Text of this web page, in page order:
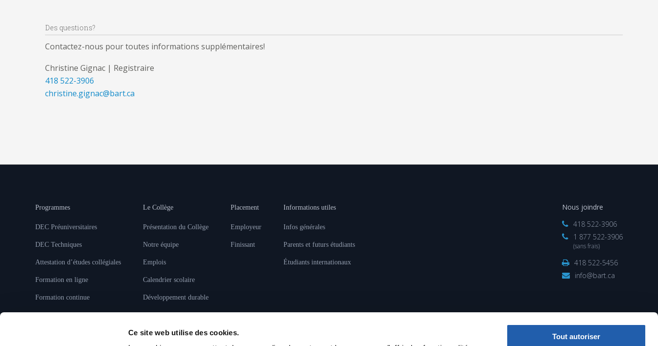
Ce site web utilise des cookies.
Tout autoriser
Des questions?
Contactez-nous pour toutes informations supplémentaires!
Christine Gignac | Registraire
418 522-3906
christine.gignac@bart.ca
Programmes
DEC Préuniversitaires
DEC Techniques
Attestation d’études collégiales
Formation en ligne
Formation continue
Le Collège
Présentation du Collège
Notre équipe
Emplois
Calendrier scolaire
Développement durable
Placement
Employeur
Finissant
Informations utiles
Infos générales
Parents et futurs étudiants
Étudiants internationaux
Nous joindre
418 522-3906
1 877 522-3906
(sans frais)
418 522-5456
info@bart.ca